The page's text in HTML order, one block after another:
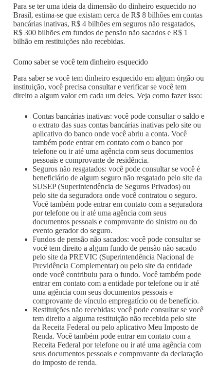
Para se ter uma ideia da dimensão do dinheiro esquecido no
Brasil, estima-se que existam cerca de R$ 8 bilhões em contas
bancárias inativas, R$ 4 bilhões em seguros não resgatados,
R$ 300 bilhões em fundos de pensão não sacados e R$ 1
bilhão em restituições não recebidas.
Como saber se você tem dinheiro esquecido
Para saber se você tem dinheiro esquecido em algum órgão ou
instituição, você precisa consultar e verificar se você tem
direito a algum valor em cada um deles. Veja como fazer isso:
Contas bancárias inativas: você pode consultar o saldo e
o extrato das suas contas bancárias inativas pelo site ou
aplicativo do banco onde você abriu a conta. Você
também pode entrar em contato com o banco por
telefone ou ir até uma agência com seus documentos
pessoais e comprovante de residência.
Seguros não resgatados: você pode consultar se você é
beneficiário de algum seguro não resgatado pelo site da
SUSEP (Superintendência de Seguros Privados) ou
pelo site da seguradora onde você contratou o seguro.
Você também pode entrar em contato com a seguradora
por telefone ou ir até uma agência com seus
documentos pessoais e comprovante do sinistro ou do
evento gerador do seguro.
Fundos de pensão não sacados: você pode consultar se
você tem direito a algum fundo de pensão não sacado
pelo site da PREVIC (Superintendência Nacional de
Previdência Complementar) ou pelo site da entidade
onde você contribuiu para o fundo. Você também pode
entrar em contato com a entidade por telefone ou ir até
uma agência com seus documentos pessoais e
comprovante de vínculo empregatício ou de benefício.
Restituições não recebidas: você pode consultar se você
tem direito a alguma restituição não recebida pelo site
da Receita Federal ou pelo aplicativo Meu Imposto de
Renda. Você também pode entrar em contato com a
Receita Federal por telefone ou ir até uma agência com
seus documentos pessoais e comprovante da declaração
do imposto de renda.